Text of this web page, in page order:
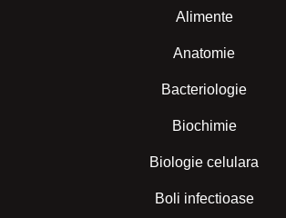
Alimente
Anatomie
Bacteriologie
Biochimie
Biologie celulara
Boli infectioase